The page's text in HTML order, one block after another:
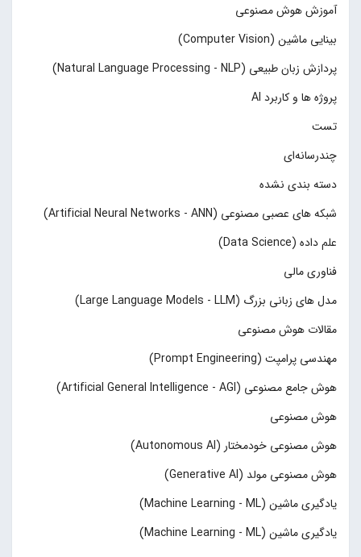
آموزش هوش مصنوعی
بینایی ماشین (Computer Vision)
پردازش زبان طبیعی (Natural Language Processing - NLP)
پروژه ها و کاربرد AI
تست
چند‌‌رسانه‌ای
دسته بندی نشده
شبکه های عصبی مصنوعی (Artificial Neural Networks - ANN)
علم داده (Data Science)
فناوری مالی
مدل های زبانی بزرگ (Large Language Models - LLM)
مقالات هوش مصنوعی
مهندسی پرامپت (Prompt Engineering)
هوش جامع مصنوعی (Artificial General Intelligence - AGI)
هوش مصنوعی
هوش مصنوعی خودمختار (Autonomous AI)
هوش مصنوعی مولد (Generative AI)
یادگیری ماشین (Machine Learning - ML)
یادگیری ماشین (Machine Learning - ML)